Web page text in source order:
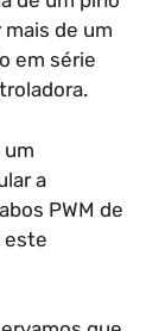
de um
em série
um
a
PWM de
este